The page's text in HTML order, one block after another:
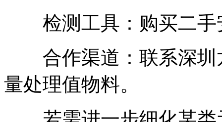
检测工具：购买二手
合作渠道：联系深圳
量处理值物料。